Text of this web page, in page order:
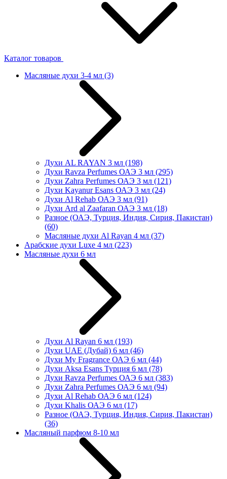
Каталог товаров
Масляные духи 3-4 мл (3)
Духи AL RAYAN 3 мл (198)
Духи Ravza Perfumes ОАЭ 3 мл (295)
Духи Zahra Perfumes ОАЭ 3 мл (121)
Духи Kayanur Esans ОАЭ 3 мл (24)
Духи Al Rehab ОАЭ 3 мл (91)
Духи Ard al Zaafaran ОАЭ 3 мл (18)
Разное (ОАЭ, Турция, Индия, Сирия, Пакистан)
(60)
Масляные духи Al Rayan 4 мл (37)
Арабские духи Luxe 4 мл (223)
Масляные духи 6 мл
Духи Al Rayan 6 мл (193)
Духи UAE (Дубай) 6 мл (46)
Духи My Fragrance ОАЭ 6 мл (44)
Духи Aksa Esans Турция 6 мл (78)
Духи Ravza Perfumes ОАЭ 6 мл (383)
Духи Zahra Perfumes ОАЭ 6 мл (94)
Духи Al Rehab ОАЭ 6 мл (124)
Духи Khalis ОАЭ 6 мл (17)
Разное (ОАЭ, Турция, Индия, Сирия, Пакистан)
(36)
Масляный парфюм 8-10 мл